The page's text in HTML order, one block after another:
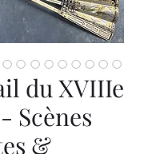
du XVIIIe
Scènes
&